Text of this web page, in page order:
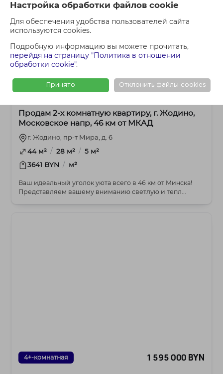
Настройка обработки файлов cookie
Для обеспечения удобства пользователей сайта
используются cookies.
Подробную информацию вы можете прочитать,
перейдя на страницу "Политика в отношении
обработки cookie".
Принято Отклонить файлы cookies
2-комнатная 153 521 BYN
Продам 2-х комнатную квартиру, г. Жодино,
Московское напр, 46 км от МКАД
г. Жодино, пр-т Мира, д. 6
44 м² / 28 м² / 5 м²
3641 BYN / м²
Ваш идеальный уголок уюта всего в 46 км от Минска!
Представляем вашему вниманию светлую и тепл...
4+-комнатная 1 595 000 BYN